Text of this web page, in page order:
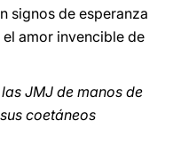
signos de esperanza
amor invencible de
JMJ de manos de
coetáneos